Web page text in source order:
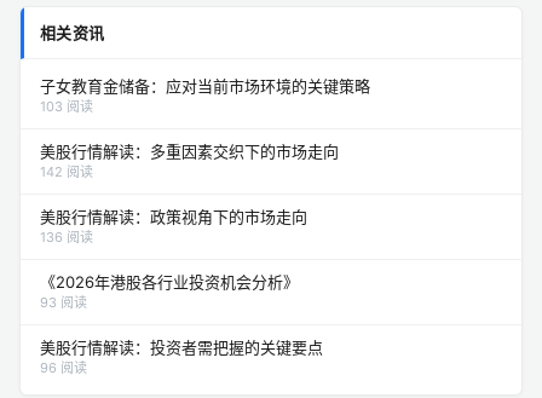
相关资讯
子女教育金储备：应对当前市场环境的关键策略
103 阅读
美股行情解读：多重因素交织下的市场走向
142 阅读
美股行情解读：政策视角下的市场走向
136 阅读
《2026年港股各行业投资机会分析》
93 阅读
美股行情解读：投资者需把握的关键要点
96 阅读